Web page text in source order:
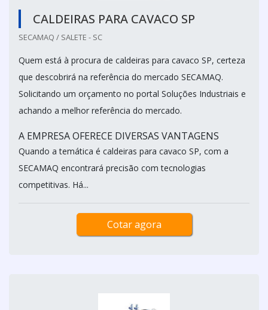
CALDEIRAS PARA CAVACO SP
SECAMAQ / SALETE - SC
Quem está à procura de caldeiras para cavaco SP, certeza
que descobrirá na referência do mercado SECAMAQ.
Solicitando um orçamento no portal Soluções Industriais e
achando a melhor referência do mercado.
A EMPRESA OFERECE DIVERSAS VANTAGENS
Quando a temática é caldeiras para cavaco SP, com a
SECAMAQ encontrará precisão com tecnologias
competitivas. Há...
Cotar agora